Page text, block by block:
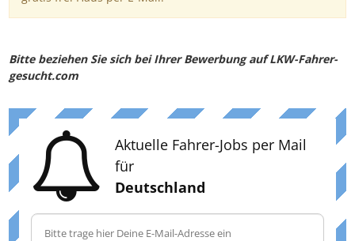
Bitte beziehen Sie sich bei Ihrer Bewerbung auf LKW-Fahrer-
gesucht.com
Aktuelle Fahrer-Jobs per Mail
für
Deutschland